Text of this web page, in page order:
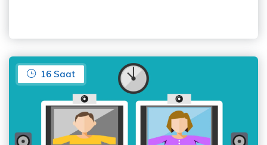
Icon
Price
(75)
16 Saat